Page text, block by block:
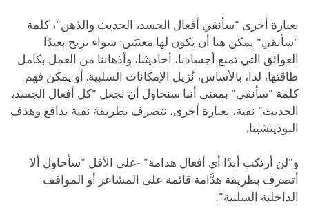
بعبارة أخرى "سأنقي أفعال الجسد، الحديث والذهن"، كلمة
"سأنقي" يمكن هنا أن يكون لها معنَيَين: سواء نزيح بعيدًا
العوائق التي تمنع أجسادنا، أحاديثنا، وأذهاننا من العمل بكامل
طاقتها، لذا، بالأساس، نُزيل الإمكانات السلبية. أو يمكن فهم
كلمة "سأنقي" بمعنى أننا سنحاول أن نجعل "كل أفعال الجسد،
الحديث" نقية، بعبارة أخرى، نتصرف بطريقة نقية بدافع وهدف
البوديتشيتا.
و"لن أرتكب أبدًا أي أفعال هدامة" -على الأقل "سأحاول ألا
أتصرف بطريقة هدَّامة قائمة على المشاعر أو المواقف
الداخلية السلبية".